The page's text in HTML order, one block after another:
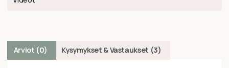
Arviot (0) Kysymykset & Vastaukset (3)